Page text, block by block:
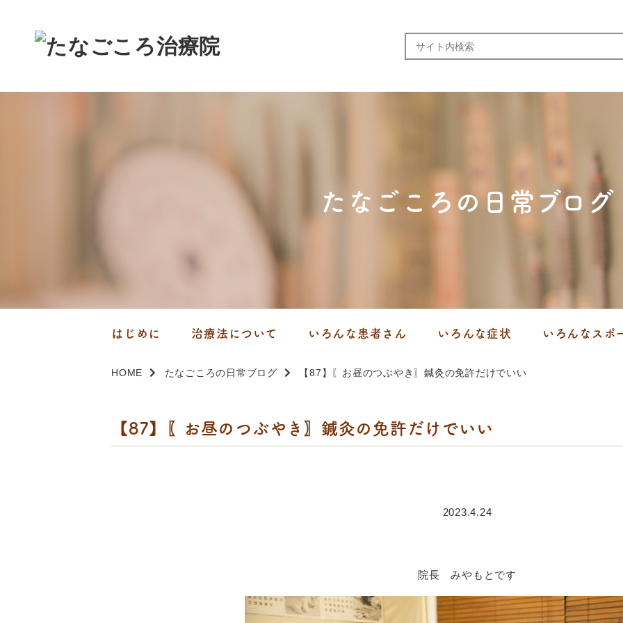
たなごころの日常ブログ
はじめに 治療法について いろんな患者さん いろんな症状 いろんなスポ
HOME たなごころの日常ブログ 【87】〖お昼のつぶやき〗鍼灸の免許だけでいい
【87】〖お昼のつぶやき〗鍼灸の免許だけでいい
2023.4.24
院長 みやもとです